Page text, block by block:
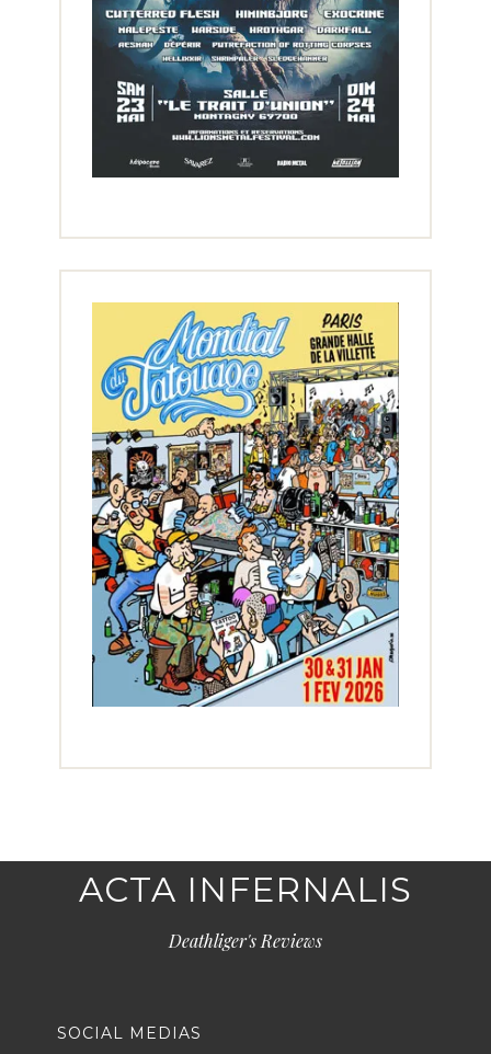
ACTA INFERNALIS
Deathliger's Reviews
SOCIAL MEDIAS